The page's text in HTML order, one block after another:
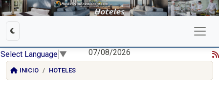
Select Language ▼ 07/08/2026
INICIO HOTELES